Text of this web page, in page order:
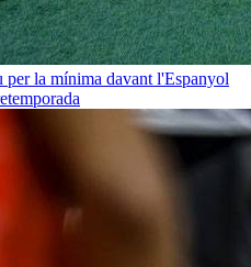
per la mínima davant l'Espanyol